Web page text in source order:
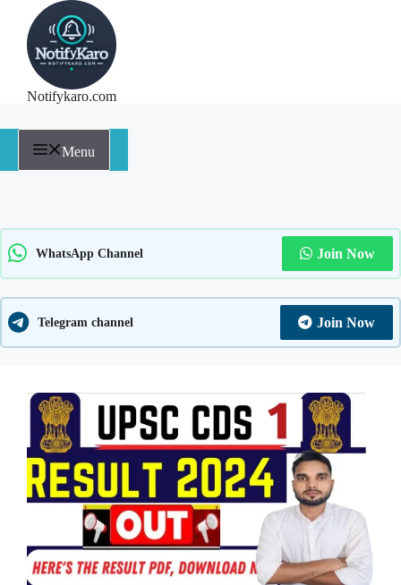
Notifykaro.com
Menu
WhatsApp Channel Join Now
Telegram channel Join Now